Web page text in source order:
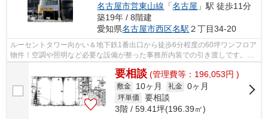
名古屋市営東山線 「名古屋 」駅 徒歩11分
築19年 / 8階建
愛知県名古屋市西区名駅 ２丁目34-20
ルーセントタワー向かい＆地下鉄1番出口から徒歩6分程度の60坪ワンフロア
物件！空調や照明など必要な設備が整った事務所内装での引き渡しです。ク
リニック、美容系サロンにおすすめ♪
要相談 (管理費等：196,053円 )
敷金 10ヶ月 礼金 0ヶ月
坪単価
要相談
3階 / 59.41坪(196.39㎡)